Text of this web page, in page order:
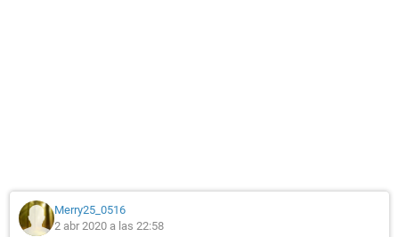
Merry25_0516
2 abr 2020 a las 22:58